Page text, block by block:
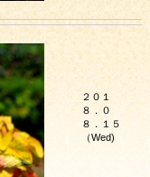
２０１
８．０
８．１５
（Wed)